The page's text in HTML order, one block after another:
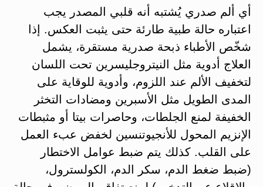
أي ألم صدري يُشتبه أنه قلبي المصدر يجب
اعتباره حالة طبية طارئة حتى يثبت العكس. إذا
شخّص الأطباء ذبحة صدرية مستقرة، يشمل
العلاج أدوية مثل النيتروجليسرين تحت اللسان
لتخفيف الألم عند اللزوم، وأدوية للوقاية على
المدى الطويل مثل الأسبرين ومضادات التخثر
الخفيفة لمنع الجلطات، وحاصرات بيتا أو مثبطات
الإنزيم المحول للأنجيوتنسين لخفض عبء العمل
على القلب. كذلك يتم ضبط عوامل الاختطار
(ضبط ضغط الدم، سكر الدم، الكولسترول،